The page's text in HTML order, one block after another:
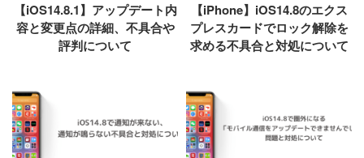
【iOS14.8.1】アップデート内
容と変更点の詳細、不具合や
評判について
【iPhone】iOS14.8のエクス
プレスカードでロック解除を
求める不具合と対処について